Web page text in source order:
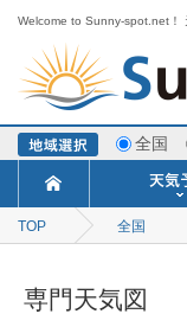
Welcome to Sunny-spot.net！
全国
今日明
寒・暖
TOP 全国
専門天気図